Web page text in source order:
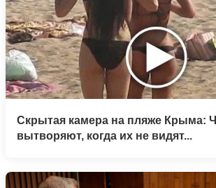
Скрытая камера на пляже Крыма:
вытворяют, когда их не видят...